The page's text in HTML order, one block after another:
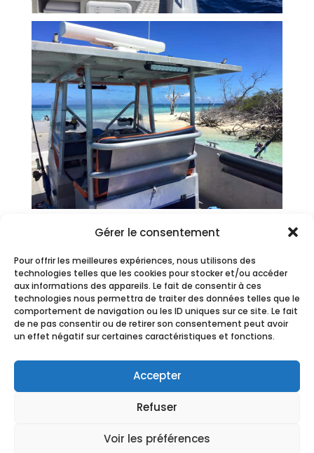
Gérer le consentement
Pour offrir les meilleures expériences, nous utilisons des
technologies telles que les cookies pour stocker et/ou accéder
aux informations des appareils. Le fait de consentir à ces
technologies nous permettra de traiter des données telles que le
comportement de navigation ou les ID uniques sur ce site. Le fait
de ne pas consentir ou de retirer son consentement peut avoir
un effet négatif sur certaines caractéristiques et fonctions.
Accepter
Refuser
Voir les préférences